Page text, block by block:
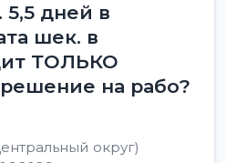
дней в
шек. в
ТОЛЬКО
на рабо?
округ)